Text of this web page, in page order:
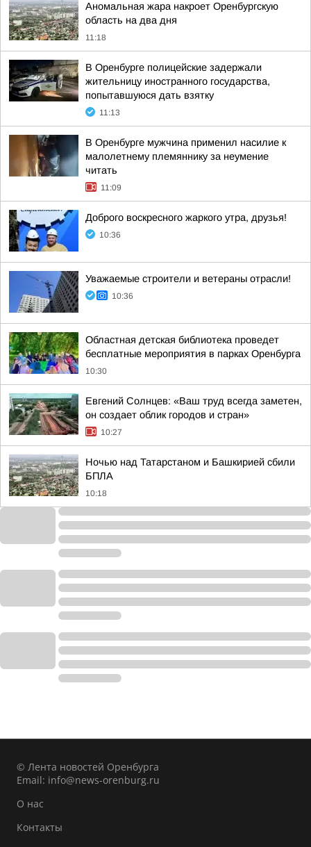
Аномальная жара накроет Оренбургскую
область на два дня
11:18
В Оренбурге полицейские задержали
жительницу иностранного государства,
попытавшуюся дать взятку
11:13
В Оренбурге мужчина применил насилие к
малолетнему племяннику за неумение
читать
11:09
Доброго воскресного жаркого утра, друзья!
10:36
Уважаемые строители и ветераны отрасли!
10:36
Областная детская библиотека проведет
бесплатные мероприятия в парках Оренбурга
10:30
Евгений Солнцев: «Ваш труд всегда заметен,
он создает облик городов и стран»
10:27
Ночью над Татарстаном и Башкирией сбили
БПЛА
10:18
© Лента новостей Оренбурга
Email: info@news-orenburg.ru
О нас
Контакты